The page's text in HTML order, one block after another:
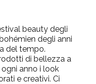
beauty degli
degli anni
del tempo.
di bellezza a
anno i look
e creativi. Ci